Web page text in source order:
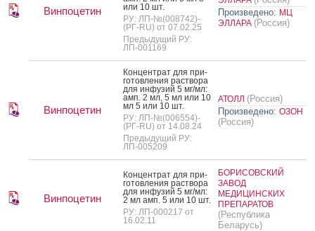
Винпоцетин
или 10 шт.
РУ: ЛП-№(008742)-
(РГ-RU) от 07.02.25
Предыдущий РУ:
ЛП-001169
Произведено: МЦ
ЭЛЛАРА (Россия)
Винпоцетин
Кон­цен­трат для при­
готов­ле­ния рас­тво­ра
для ин­фу­зий 5 мг/мл:
амп. 2 мл, 5 мл или 10
мл 5 или 10 шт.
РУ: ЛП-№(006554)-
(РГ-RU) от 14.08.24
Предыдущий РУ:
ЛП-005209
АТОЛЛ (Россия)
Произведено: ОЗОН
(Россия)
Винпоцетин
Кон­цен­трат для при­
готов­ле­ния рас­тво­ра
для ин­фу­зий 5 мг/мл:
2 мл амп. 5 или 10 шт.
РУ: ЛП-000217 от
16.02.11
БОРИСОВСКИЙ
ЗАВОД
МЕДИЦИНСКИХ
ПРЕПАРАТОВ
(Республика
Беларусь)